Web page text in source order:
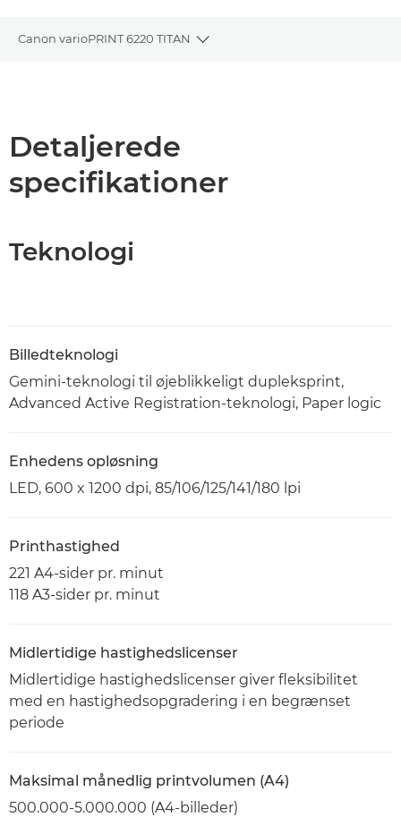
Canon varioPRINT 6220 TITAN
Toggle breadcrumbs
PDF-download
Detaljerede
specifikationer
Teknologi
Billedteknologi
Gemini-teknologi til øjeblikkeligt dupleksprint,
Advanced Active Registration-teknologi, Paper logic
Enhedens opløsning
LED, 600 x 1200 dpi, 85/106/125/141/180 lpi
Printhastighed
221 A4-sider pr. minut
118 A3-sider pr. minut
Midlertidige hastighedslicenser
Midlertidige hastighedslicenser giver fleksibilitet
med en hastighedsopgradering i en begrænset
periode
Maksimal månedlig printvolumen (A4)
500.000-5.000.000 (A4-billeder)